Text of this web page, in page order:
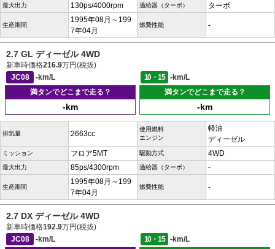
最大出力 130ps/4000rpm 過給器（ターボ） ターボ
生産期間
1995年08月～199
7年04月
燃費性能 -
2.7 GL ディーゼル 4WD
新車時価格216.9万円(税抜)
JC08
-km/L 10・15
-km/L
満タンでどこまで走る？
-km
満タンでどこまで走る？
-km
排気量 2663cc
使用燃料
エンジン
軽油
ディーゼル
ミッション フロア5MT 駆動方式 4WD
最大出力 85ps/4300rpm 過給器（ターボ） -
生産期間
1995年08月～199
7年04月
燃費性能 -
2.7 DX ディーゼル 4WD
新車時価格192.9万円(税抜)
JC08
-km/L 10・15
-km/L